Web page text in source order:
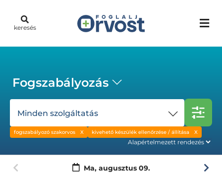
keresés
Fogszabályozás
Minden szolgáltatás
fogszabályozó szakorvos kivehető készülék ellenőrzése / állítása
Ma, augusztus 09.